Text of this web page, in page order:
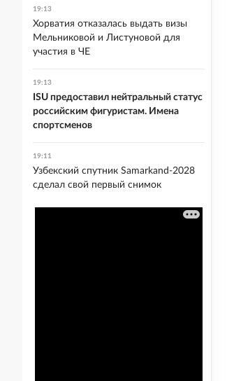
19:13
Хорватия отказалась выдать визы
Мельниковой и Листуновой для
участия в ЧЕ
19:13
ISU предоставил нейтральный статус
российским фигуристам. Имена
спортсменов
19:11
Узбекский спутник Samarkand-2028
сделал свой первый снимок